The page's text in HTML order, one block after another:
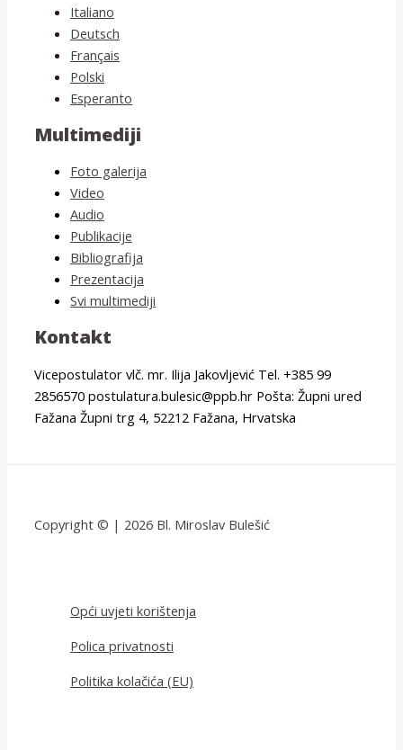
Italiano
Deutsch
Français
Polski
Esperanto
Multimediji
Foto galerija
Video
Audio
Publikacije
Bibliografija
Prezentacija
Svi multimediji
Kontakt
Vicepostulator vlč. mr. Ilija Jakovljević Tel. +385 99
2856570 postulatura.bulesic@ppb.hr Pošta: Župni ured
Fažana Župni trg 4, 52212 Fažana, Hrvatska
Copyright © | 2026 Bl. Miroslav Bulešić
Opći uvjeti korištenja
Polica privatnosti
Politika kolačića (EU)